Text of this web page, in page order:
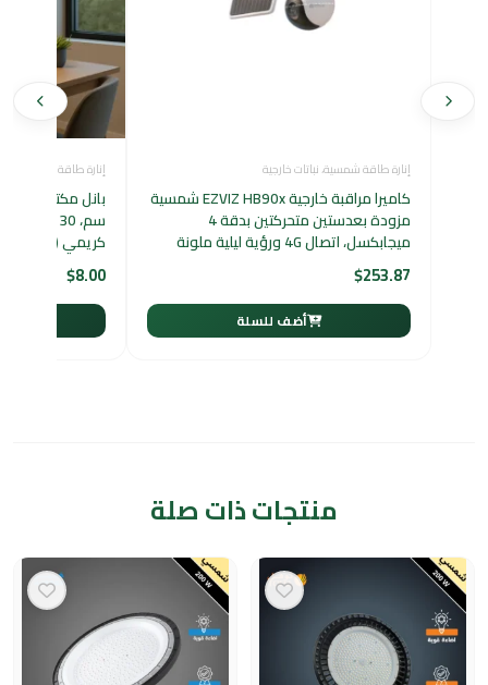
إنارة طاقة شمسية، نباتات خارجية
كاميرا مراقبة خارجية EZVIZ HB90x شمسية
مزودة بعدستين متحركتين بدقة 4
ميجابكسل، اتصال 4G ورؤية ليلية ملونة
$253.87
أضف للسلة
إنارة طاقة شمسية
كريمي (شمسي)
$8.00
منتجات ذات صلة